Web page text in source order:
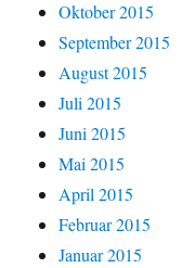
Oktober 2015
September 2015
August 2015
Juli 2015
Juni 2015
Mai 2015
April 2015
Februar 2015
Januar 2015